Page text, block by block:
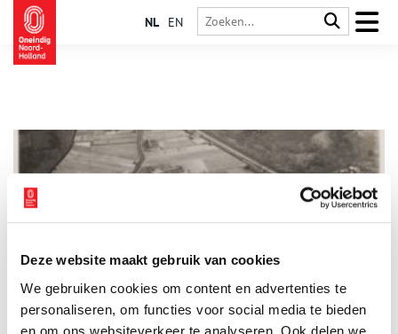
Deze website maakt gebruik van cookies
We gebruiken cookies om content en advertenties te
personaliseren, om functies voor social media te bieden
en om ons websiteverkeer te analyseren. Ook delen we
NL EN
Van de oude buitenplaats/villaterrein Dennenheuvel zijn enkel
nog het koetshuis met koetsierswoning en het oude
boombestandover. Wat nu een gewilde woonomgeving is was